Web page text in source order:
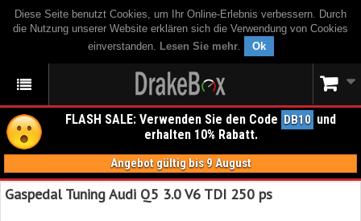
Diese Seite benutzt Cookies, um Ihr Online-Erlebnis verbessern. Durch
die Nutzung unserer Website erklären sich die Verwendung von Cookies
einverstanden. Lesen Sie mehr. Ok
FLASH SALE: Verwenden Sie den Code DB10 und
erhalten 10% Rabatt.
Angebot gültig bis 9 August
Gaspedal Tuning Audi Q5 3.0 V6 TDI 250 ps